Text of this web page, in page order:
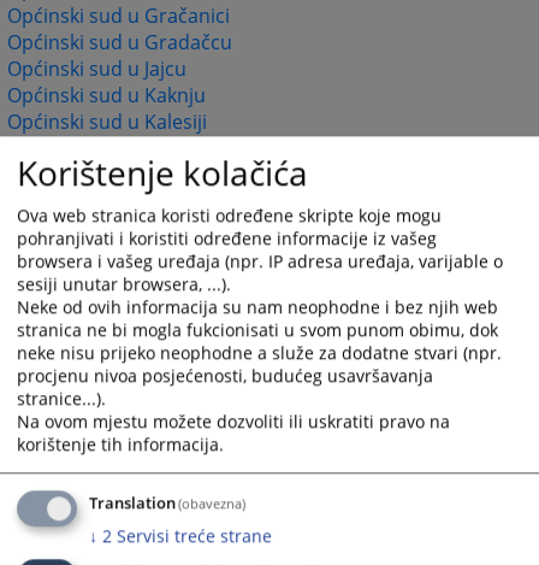
Općinski sud u Gračanici
Općinski sud u Gradačcu
Općinski sud u Jajcu
Općinski sud u Kaknju
Općinski sud u Kalesiji
Općinski sud u Konjicu
Općinski sud u Livnu
Općinski sud u Lukavcu
Općinski sud u Ljubuškom
Općinski sud u Mostaru
Općinski sud u Orašju
Općinski sud u Sanskom Mostu
Općinski sud u Širokom Brijegu
Općinski sud u Tešnju
Općinski sud u Travniku
Općinski sud u Tuzli
Općinski sud u Velikoj Kladuši
Općinski sud u Visokom
Općinski sud u Zavidovićima
Općinski sud u Zenici
Korištenje kolačića
Ova web stranica koristi određene skripte koje mogu
pohranjivati i koristiti određene informacije iz vašeg
browsera i vašeg uređaja (npr. IP adresa uređaja, varijable o
sesiji unutar browsera, ...).
Neke od ovih informacija su nam neophodne i bez njih web
stranica ne bi mogla fukcionisati u svom punom obimu, dok
neke nisu prijeko neophodne a služe za dodatne stvari (npr.
procjenu nivoa posjećenosti, budućeg usavršavanja
stranice...).
Na ovom mjestu možete dozvoliti ili uskratiti pravo na
korištenje tih informacija.
Translation(obavezna)
↓ 2 Servisi treće strane